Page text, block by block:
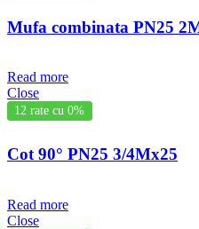
Mufa combinata PN25
Read more
Close
12 rate cu 0%
Cot 90° PN25 3/4Mx25
Read more
Close